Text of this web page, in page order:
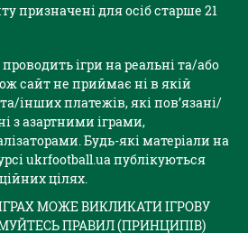
призначені для осіб старше 21
ігри на реальні та/або
сайт не приймає ні в якій
інших платежів, які пов’язані/
з азартними іграми,
Будь-які матеріали на
ukrfootball.ua публікуються
цілях.
МОЖЕ ВИКЛИКАТИ ІГРОВУ
ПРАВИЛ (ПРИНЦИПІВ)